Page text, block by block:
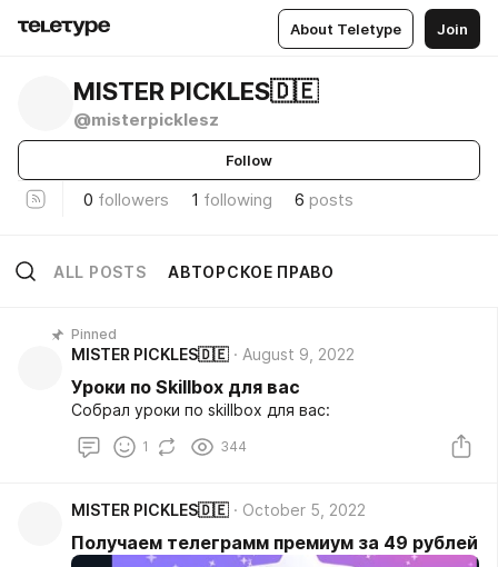
About Teletype Join
MISTER PICKLES🇩🇪
@misterpicklesz
Follow
0 followers 1 following 6 posts
ALL POSTS АВТОРСКОЕ ПРАВО
Pinned
MISTER PICKLES🇩🇪 August 9, 2022
Уроки по Skillbox для вас
Собрал уроки по skillbox для вас:
1 344
MISTER PICKLES🇩🇪 October 5, 2022
Получаем телеграмм премиум за 49 рублей